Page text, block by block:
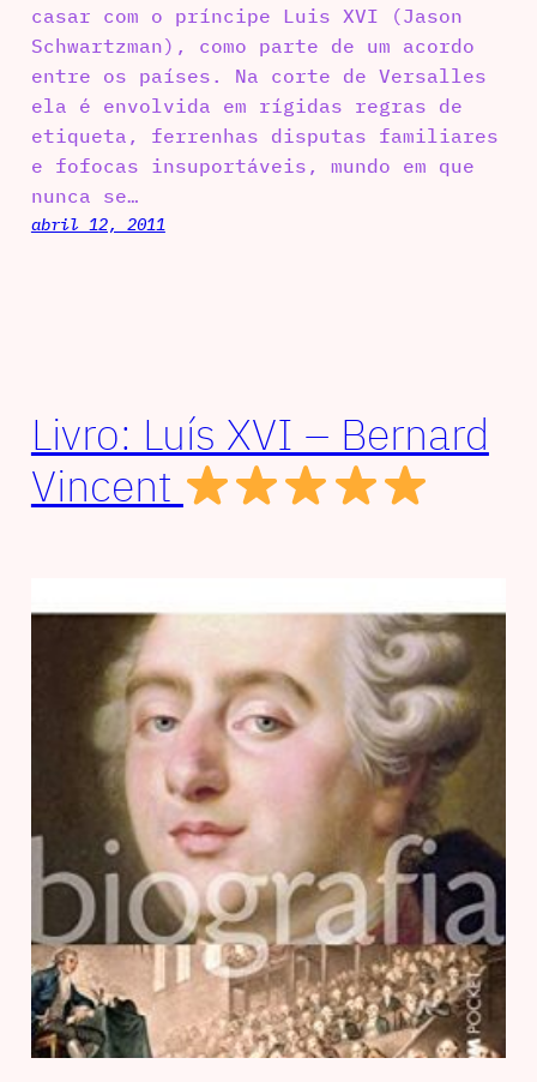
casar com o príncipe Luis XVI (Jason
Schwartzman), como parte de um acordo
entre os países. Na corte de Versalles
ela é envolvida em rígidas regras de
etiqueta, ferrenhas disputas familiares
e fofocas insuportáveis, mundo em que
nunca se…
abril 12, 2011
Livro: Luís XVI – Bernard
Vincent